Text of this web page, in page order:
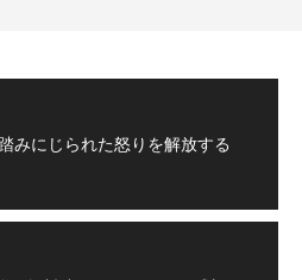
みにじられた怒りを解放する